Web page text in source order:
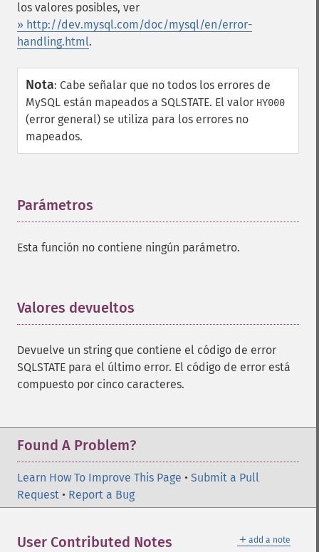
los valores posibles, ver
» http://dev.mysql.com/doc/mysql/en/error-
handling.html.
Nota: Cabe señalar que no todos los errores de
MySQL están mapeados a SQLSTATE. El valor HY000
(error general) se utiliza para los errores no
mapeados.
Parámetros
Esta función no contiene ningún parámetro.
Valores devueltos
Devuelve un string que contiene el código de error
SQLSTATE para el último error. El código de error está
compuesto por cinco caracteres.
Found A Problem?
Learn How To Improve This Page • Submit a Pull
Request • Report a Bug
＋ add a note
User Contributed Notes